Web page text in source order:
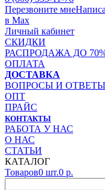
Перезвоните мне
в Max
Личный кабинет
СКИДКИ
РАСПРОДАЖА ДО
ОПЛАТА
ДОСТАВКА
ВОПРОСЫ И ОТВЕТЫ
ОПТ
ПРАЙС
КОНТАКТЫ
РАБОТА У НАС
О НАС
СТАТЬИ
КАТАЛОГ
Товаров0 шт.0 р.